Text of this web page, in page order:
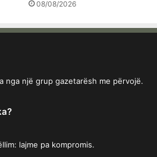
08/08/2026
nga një grup gazetarësh me përvojë.
lajme pa kompromis.